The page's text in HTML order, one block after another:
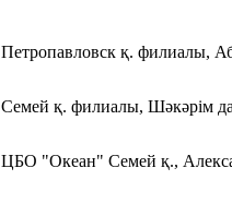
Петропавловск қ. филиалы,
Семей қ. филиалы, Шәкәрім
ЦБО "Океан" Семей қ.,